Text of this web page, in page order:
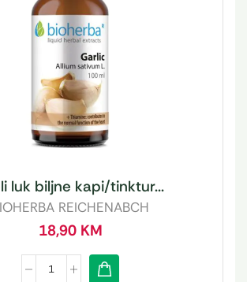
luk biljne kapi/tinktur...
REICHENABCH
18,90 KM